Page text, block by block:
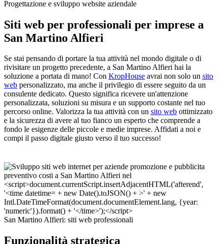
Progettazione e sviluppo website aziendale
Siti web per professionali per imprese a
San Martino Alfieri
Se stai pensando di portare la tua attività nel mondo digitale o di
rivisitare un progetto precedente, a San Martino Alfieri hai la
soluzione a portata di mano! Con KropHouse avrai non solo un sito
web personalizzato, ma anche il privilegio di essere seguito da un
consulente dedicato. Questo significa ricevere un'attenzione
personalizzata, soluzioni su misura e un supporto costante nel tuo
percorso online. Valorizza la tua attività con un sito web ottimizzato
e la sicurezza di avere al tuo fianco un esperto che comprende a
fondo le esigenze delle piccole e medie imprese. Affidati a noi e
compi il passo digitale giusto verso il tuo successo!
San Martino Alfieri: siti web professionali
Funzionalità strategica